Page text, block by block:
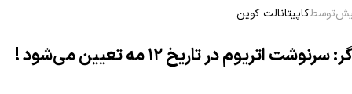
توسطکاپیتانالت کوین
اتریوم در تاریخ ۱۲ مه تعیین می‌شود !